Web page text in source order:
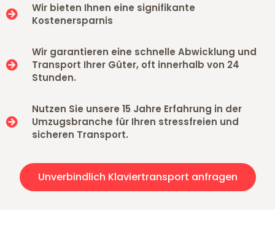
Wir bieten Ihnen eine signifikante
Kostenersparnis
Wir garantieren eine schnelle Abwicklung und
Transport Ihrer Güter, oft innerhalb von 24
Stunden.
Nutzen Sie unsere 15 Jahre Erfahrung in der
Umzugsbranche für Ihren stressfreien und
sicheren Transport.
Unverbindlich Klaviertransport anfragen